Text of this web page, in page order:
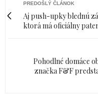
PREDOŠLÝ ČLÁNOK
Aj push-upky blednú
ktorá má oficiálny
Pohodlné domáce
značka F&F